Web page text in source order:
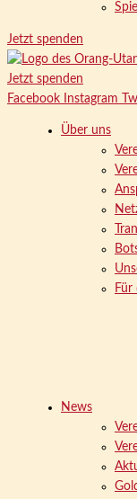
Jetzt spenden
Jetzt spenden
Facebook
Instagram
Über uns
Für
News